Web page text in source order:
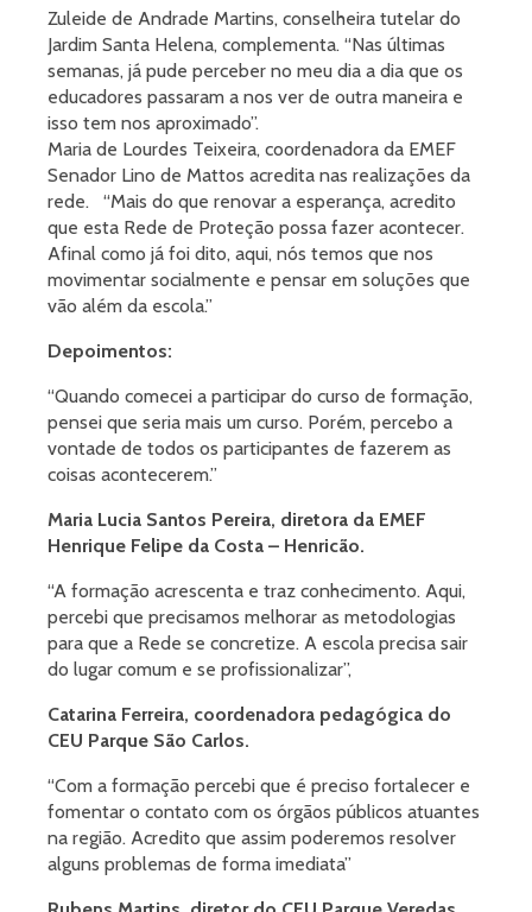
Zuleide de Andrade Martins, conselheira tutelar do
Jardim Santa Helena, complementa. “Nas últimas
semanas, já pude perceber no meu dia a dia que os
educadores passaram a nos ver de outra maneira e
isso tem nos aproximado”.
Maria de Lourdes Teixeira, coordenadora da EMEF
Senador Lino de Mattos acredita nas realizações da
rede. “Mais do que renovar a esperança, acredito
que esta Rede de Proteção possa fazer acontecer.
Afinal como já foi dito, aqui, nós temos que nos
movimentar socialmente e pensar em soluções que
vão além da escola.”
Depoimentos:
“Quando comecei a participar do curso de formação,
pensei que seria mais um curso. Porém, percebo a
vontade de todos os participantes de fazerem as
coisas acontecerem.”
Maria Lucia Santos Pereira, diretora da EMEF
Henrique Felipe da Costa – Henricão.
“A formação acrescenta e traz conhecimento. Aqui,
percebi que precisamos melhorar as metodologias
para que a Rede se concretize. A escola precisa sair
do lugar comum e se profissionalizar”,
Catarina Ferreira, coordenadora pedagógica do
CEU Parque São Carlos.
“Com a formação percebi que é preciso fortalecer e
fomentar o contato com os órgãos públicos atuantes
na região. Acredito que assim poderemos resolver
alguns problemas de forma imediata”